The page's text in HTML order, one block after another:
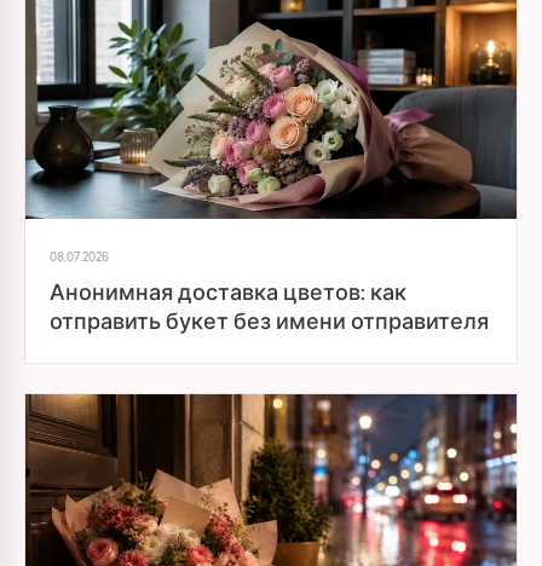
08.07.2026
Анонимная доставка цветов: как
отправить букет без имени отправителя